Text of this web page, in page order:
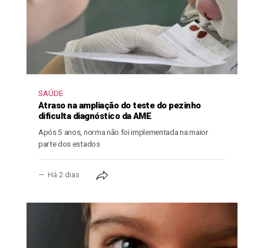
SAÚDE
Atraso na ampliação do teste do pezinho
dificulta diagnóstico da AME
Após 5 anos, norma não foi implementada na maior
parte dos estados
Há 2 dias